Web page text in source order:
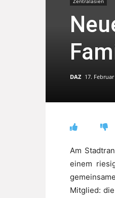
DAZ 17.
Am
einem
Mitglied: